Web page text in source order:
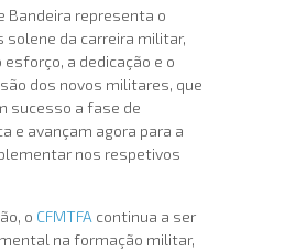
Bandeira representa o
solene da carreira militar,
a dedicação e o
dos novos militares, que
sucesso a fase de
e avançam agora para a
nos respetivos
o CFMTFA continua a ser
na formação militar,